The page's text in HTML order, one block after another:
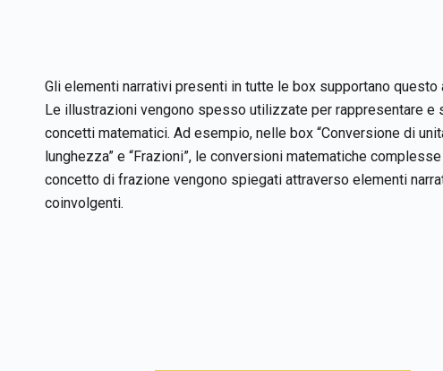
Gli elementi narrativi presenti in tutte le box supportano questo
Le illustrazioni vengono spesso utilizzate per rappresentare e
concetti matematici. Ad esempio, nelle box “Conversione di
lunghezza” e “Frazioni”, le conversioni matematiche
concetto di frazione vengono spiegati attraverso elementi
coinvolgenti.